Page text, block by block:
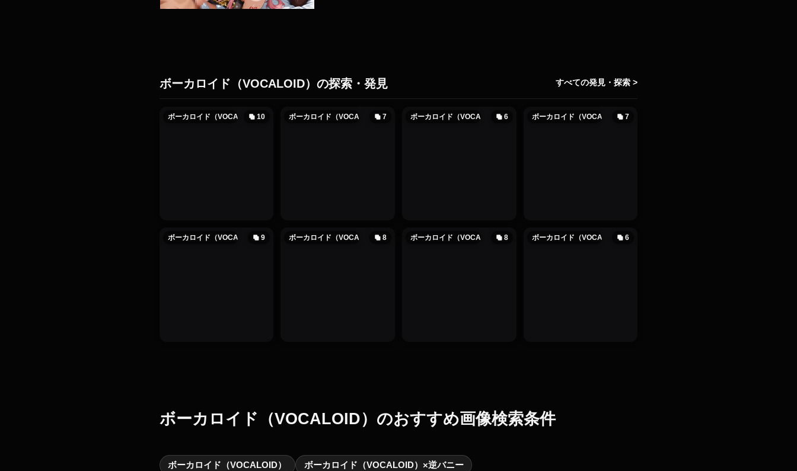
ボーカロイド（VOCALOID）の探索・発見 すべての発見・探索 >
ボーカロイド（VOCALOID）10 ボーカロイド（VOCALOID）7 ボーカロイド（VOCALOID）6 ボーカロイド（VOCALOID）7
ボーカロイド（VOCALOID）9 ボーカロイド（VOCALOID）8 ボーカロイド（VOCALOID）8 ボーカロイド（VOCALOID）6
ボーカロイド（VOCALOID）のおすすめ画像検索条件
ボーカロイド（VOCALOID）
ボーカロイド（VOCALOID）×逆バニー